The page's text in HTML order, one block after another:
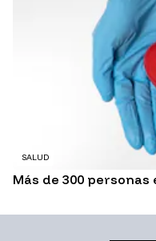
SALUD
Más de 300